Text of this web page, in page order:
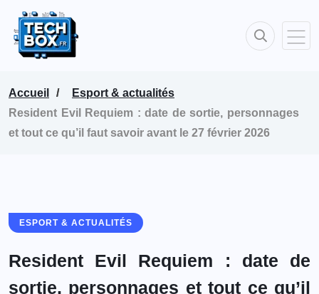
Accueil
Esport & actualités
Resident Evil Requiem : date de sortie, personnages
et tout ce qu’il faut savoir avant le 27 février 2026
ESPORT & ACTUALITÉS
Resident Evil Requiem : date de
sortie, personnages et tout ce qu’il